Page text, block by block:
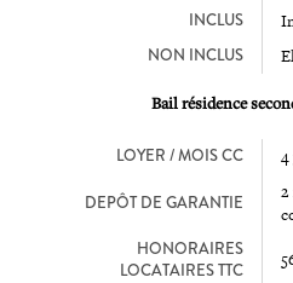
INCLUS
NON INCLUS
Bail résidence
LOYER / MOIS CC 4
DEPÔT DE GARANTIE
2
HONORAIRES
LOCATAIRES TTC